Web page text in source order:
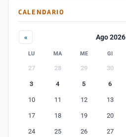
CALENDARIO
« Ago 2026
LU MA ME GI
27 28 29 30
3 4 5 6
10 11 12 13
17 18 19 20
24 25 26 27